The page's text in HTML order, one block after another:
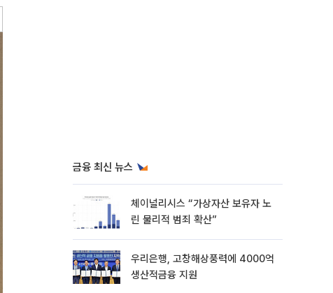
금융 최신 뉴스
체이널리시스 “가상자산 보유자 노
린 물리적 범죄 확산”
우리은행, 고창해상풍력에 4000억
생산적금융 지원